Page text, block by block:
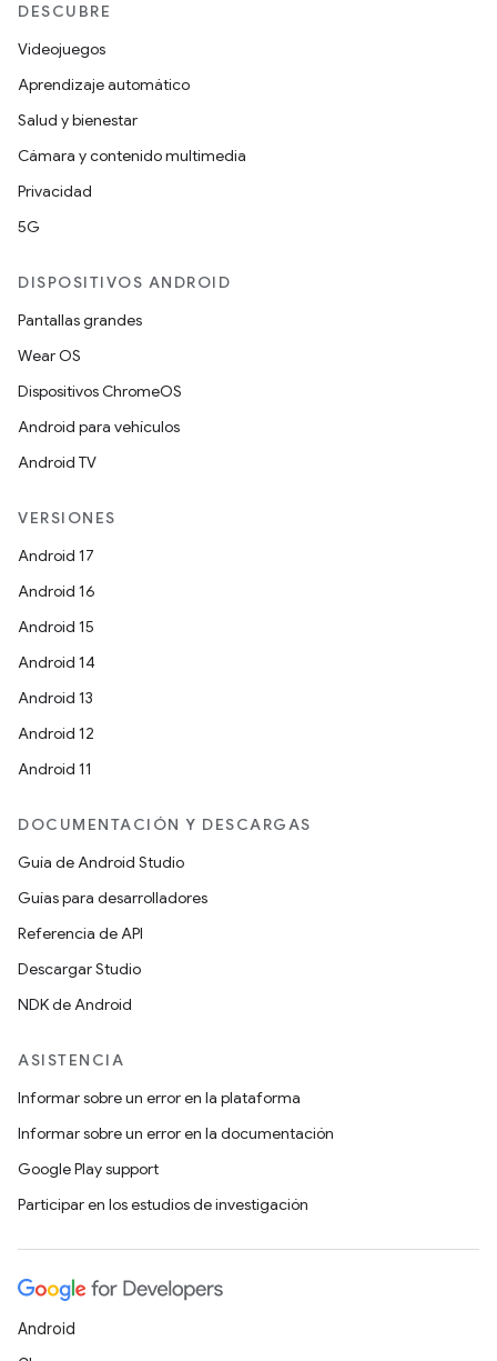
DESCUBRE
Videojuegos
Aprendizaje automático
Salud y bienestar
Cámara y contenido multimedia
Privacidad
5G
DISPOSITIVOS ANDROID
Pantallas grandes
Wear OS
Dispositivos ChromeOS
Android para vehículos
Android TV
VERSIONES
Android 17
Android 16
Android 15
Android 14
Android 13
Android 12
Android 11
DOCUMENTACIÓN Y DESCARGAS
Guía de Android Studio
Guías para desarrolladores
Referencia de API
Descargar Studio
NDK de Android
ASISTENCIA
Informar sobre un error en la plataforma
Informar sobre un error en la documentación
Google Play support
Participar en los estudios de investigación
Android